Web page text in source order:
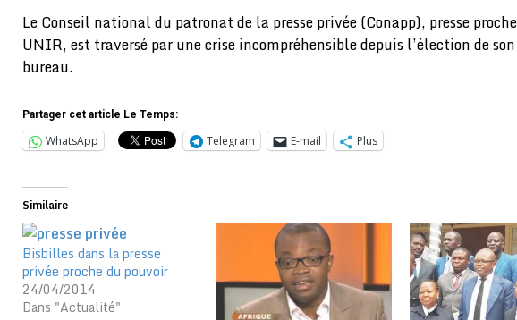
montre
GENRE
Le Conseil national du patronat de la presse privée (Conapp), presse
UNIR, est traversé par une crise incompréhensible depuis l’élection de
bureau.
Partager cet article Le Temps:
WhatsApp Telegram E-mail Plus
Similaire
Bisbilles dans la presse
privée proche du pouvoir
24/04/2014
Dans "Actualité"